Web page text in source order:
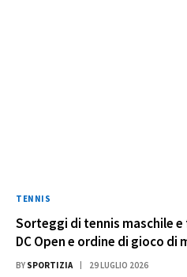
TENNIS
Sorteggi di tennis maschile
DC Open e ordine di gioco di
BY SPORTIZIA 29 LUGLIO 2026